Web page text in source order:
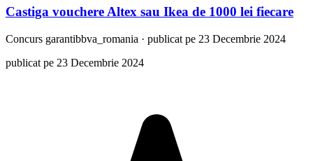
Castiga vouchere Altex sau Ikea de 1000 lei fiecare
Concurs garantibbva_romania · publicat pe 23 Decembrie 2024
publicat pe 23 Decembrie 2024